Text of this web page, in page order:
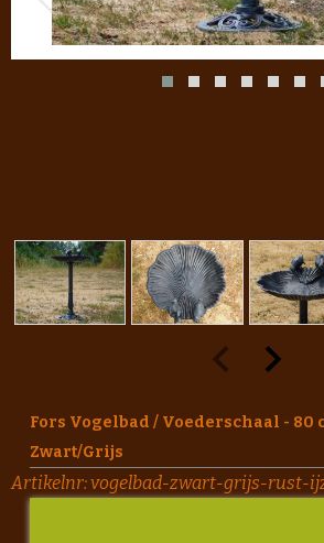
Fors Vogelbad / Voederschaal - 80
Zwart/Grijs
Artikelnr:vogelbad-zwart-grijs-rust-